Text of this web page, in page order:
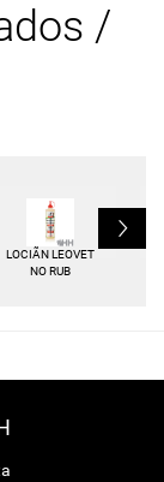
/
LOCIÃN LEOVET
NO RUB
L